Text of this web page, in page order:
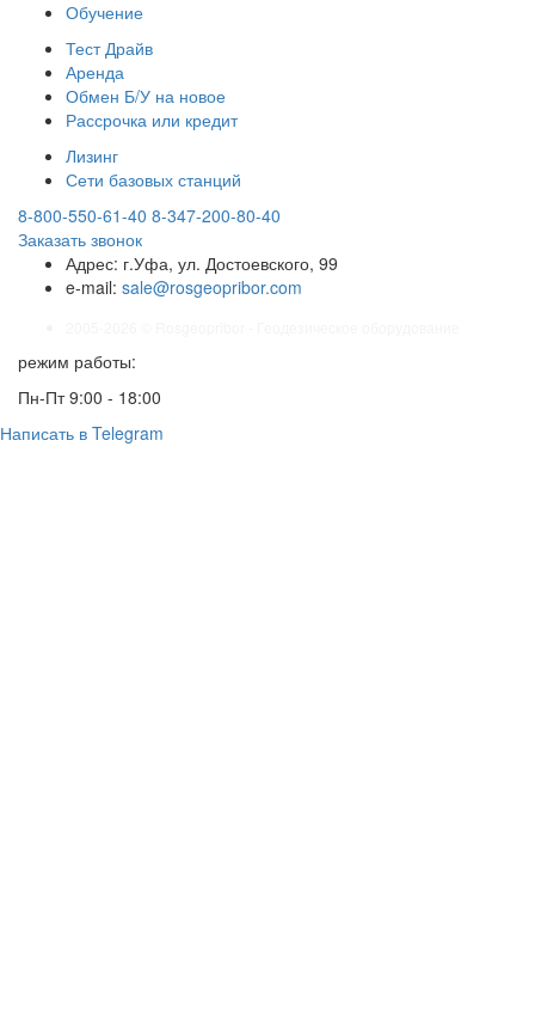
Обучение
Тест Драйв
Аренда
Обмен Б/У на новое
Рассрочка или кредит
Лизинг
Сети базовых станций
8-800-550-61-40 8-347-200-80-40
Заказать звонок
Адрес: г.Уфа, ул. Достоевского, 99
e-mail: sale@rosgeopribor.com
режим работы:
Пн-Пт 9:00 - 18:00
Написать в Telegram